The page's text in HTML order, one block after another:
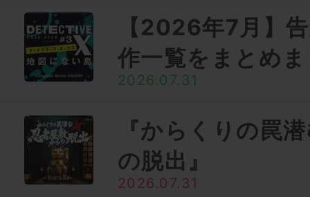
【2026年7月】
作一覧をまとめ
2026.07.31
『からくりの罠
の脱出』
2026.07.31